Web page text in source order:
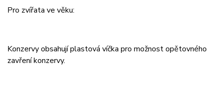
Pro zvířata ve věku:
Konzervy obsahují plastová víčka pro možnost opětovného
zavření konzervy.